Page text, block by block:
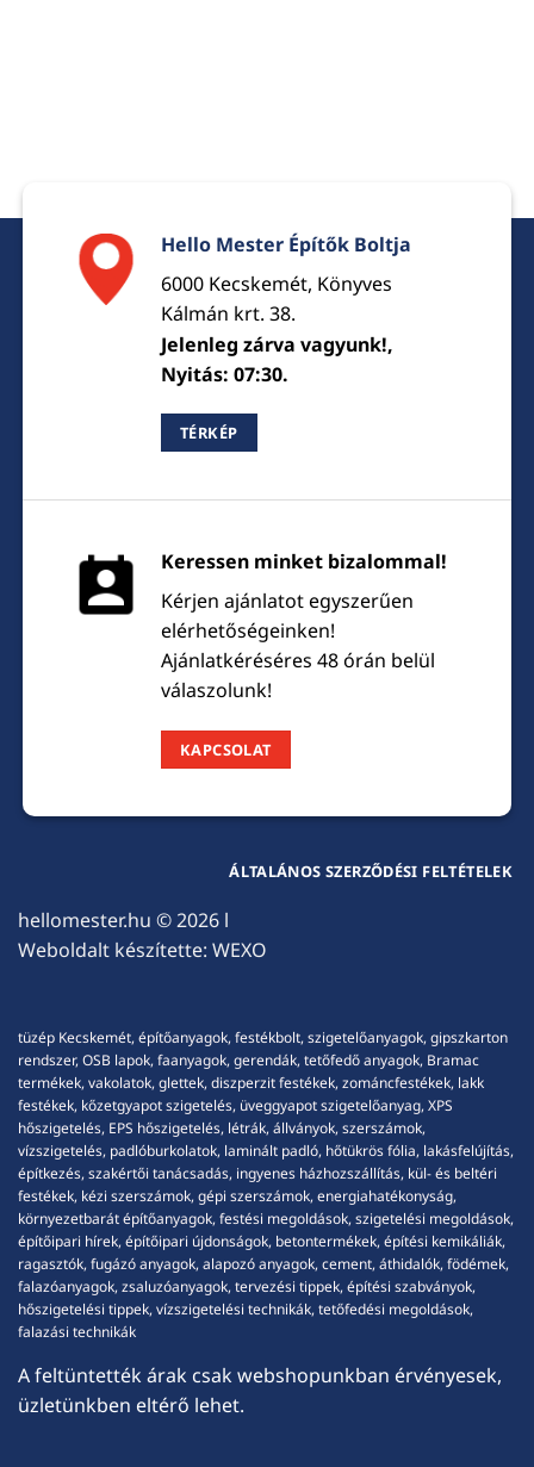
Hello Mester Építők Boltja
6000 Kecskemét, Könyves
Kálmán krt. 38.
Jelenleg zárva vagyunk!,
Nyitás: 07:30.
TÉRKÉP
Keressen minket bizalommal!
Kérjen ajánlatot egyszerűen
elérhetőségeinken!
Ajánlatkéréséres 48 órán belül
válaszolunk!
KAPCSOLAT
hellomester.hu © 2026 l
Weboldalt készítette: WEXO
ÁLTALÁNOS SZERZŐDÉSI FELTÉTELEK
tüzép Kecskemét, építőanyagok, festékbolt, szigetelőanyagok, gipszkarton
rendszer, OSB lapok, faanyagok, gerendák, tetőfedő anyagok, Bramac
termékek, vakolatok, glettek, diszperzit festékek, zománcfestékek, lakk
festékek, kőzetgyapot szigetelés, üveggyapot szigetelőanyag, XPS
hőszigetelés, EPS hőszigetelés, létrák, állványok, szerszámok,
vízszigetelés, padlóburkolatok, laminált padló, hőtükrös fólia, lakásfelújítás,
építkezés, szakértői tanácsadás, ingyenes házhozszállítás, kül- és beltéri
festékek, kézi szerszámok, gépi szerszámok, energiahatékonyság,
környezetbarát építőanyagok, festési megoldások, szigetelési megoldások,
építőipari hírek, építőipari újdonságok, betontermékek, építési kemikáliák,
ragasztók, fugázó anyagok, alapozó anyagok, cement, áthidalók, födémek,
falazóanyagok, zsaluzóanyagok, tervezési tippek, építési szabványok,
hőszigetelési tippek, vízszigetelési technikák, tetőfedési megoldások,
falazási technikák
A feltüntették árak csak webshopunkban érvényesek,
üzletünkben eltérő lehet.